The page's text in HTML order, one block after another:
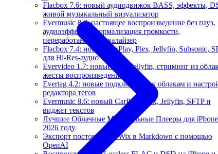
Flacbox 7.6: новый аудиодвижок BASS, эффекты,
живой музыкальный визуализатор
Evermusic 8.7: настоящее воспроизведение без пауз,
аудиоэффекты, нормализация громкости,
переработанный эквалайзер
Flacbox 7.4: новый CarPlay, Plex, Jellyfin, Subsonic,
для Hi-Res-аудио
Evervideo 1.7: новые Plex, Jellyfin, стриминг из
жесты воспроизведения
Evertag 4.2: новые подключения к облакам и
редактора тегов
Evermusic 8.6: новый CarPlay, Plex, Jellyfin, SFTP и
виджет текстов
Лучшие Облачные Музыкальные Плееры для
2026 году
Экспорт постов блога Wix в Markdown с помощью
OpenAI